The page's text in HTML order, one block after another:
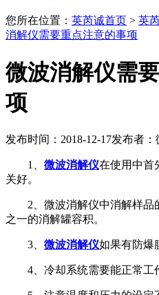
您所在位置： 英芮诚首页 > 英
消解仪需要重点注意的事项
微波消解仪需
项
发布时间：2018-12-17发布者：
1、 微波消解仪在使用中首
关好。
2、微波消解仪中消解样品
之一的消解罐容积。
3、 微波消解仪如果有防爆
4、冷却系统需要能正常工